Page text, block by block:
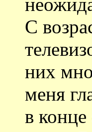
С
них
меня
в